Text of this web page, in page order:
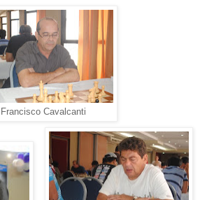
Francisco Cavalcanti